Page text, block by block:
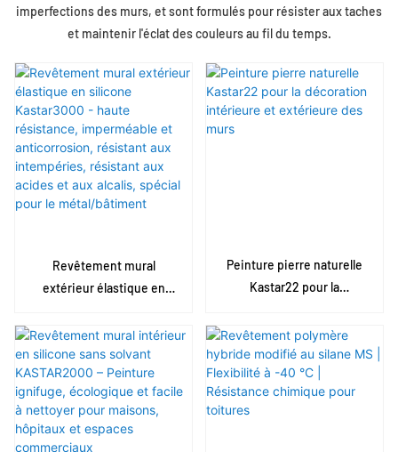
imperfections des murs, et sont formulés pour résister aux taches
et maintenir l'éclat des couleurs au fil du temps.
Revêtement mural
extérieur élastique en
haute résistance,
imperméable et
anticorrosion, résistant
aux intempéries, résistant
aux acides et aux alcalis,
spécial pour le
Peinture pierre naturelle
Kastar22 pour la
extérieure des murs